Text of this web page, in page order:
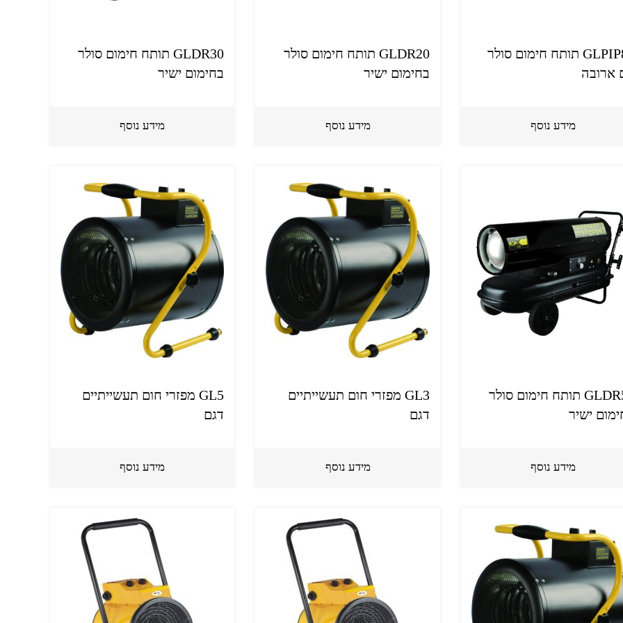
GLPIP80 תותח חימום סולר
ארובה
מידע נוסף
GLDR20 תותח חימום סולר
בחימום ישיר
מידע נוסף
GLDR30 תותח חימום סולר
בחימום ישיר
מידע נוסף
GLDR50 תותח חימום סולר
ישיר
מידע נוסף
GL3 מפזרי חום תעשייתיים
דגם
מידע נוסף
GL5 מפזרי חום תעשייתיים
דגם
מידע נוסף